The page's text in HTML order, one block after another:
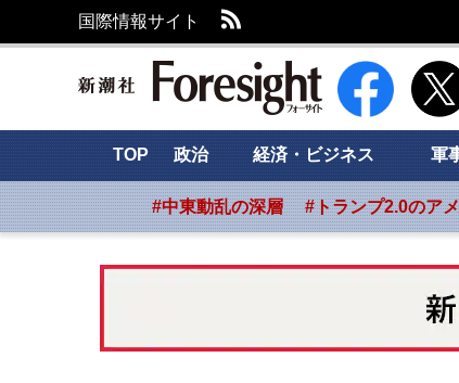
国際情報サイト
新潮社 Foresight
TOP 政治 経済・ビジネス 軍
#中東動乱の深層 #トランプ2.0のア